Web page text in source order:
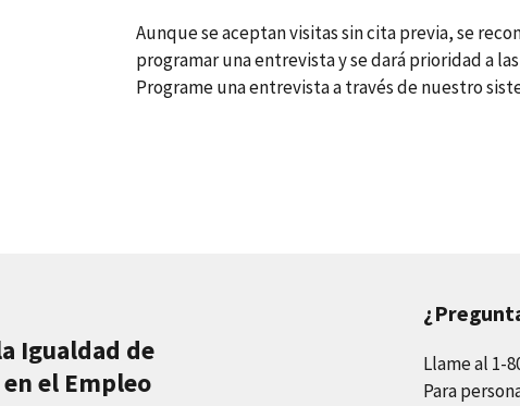
Aunque se aceptan visitas sin cita previa, se
programar una entrevista y se dará prioridad a
Programe una entrevista a través de nuestro
Igualdad de
el Empleo
Llame al 1-
Para